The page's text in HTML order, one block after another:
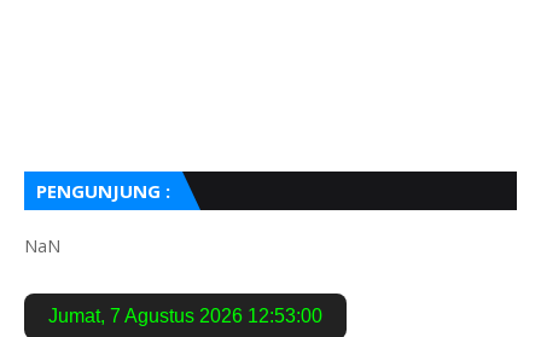
PENGUNJUNG :
NaN
Jumat, 7 Agustus 2026 12:53:01